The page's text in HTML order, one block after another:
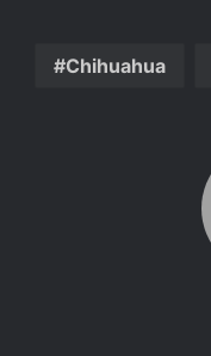
Chihuahua